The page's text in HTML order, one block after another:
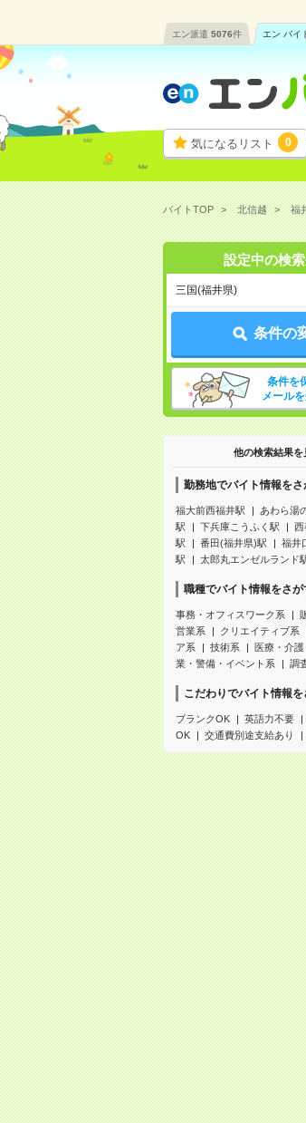
エン派遣 5076件 エン バイ
気になるリスト 0
バイトTOP 北信越 福
設定中の検
三国(福井県)
条件の
条件を
メール
他の検索結果を
勤務地でバイト情報をさ
福大前西福井駅 あわら湯
駅
下兵庫こうふく駅
西
駅
番田(福井県)駅 福井
駅
太郎丸エンゼルランド
職種でバイト情報をさが
事務・オフィスワーク系
営業系
クリエイティブ系
ア系
技術系 医療・介護
業・警備・イベント系
調
こだわりでバイト情報を
ブランクOK 英語力不要
OK
交通費別途支給あり